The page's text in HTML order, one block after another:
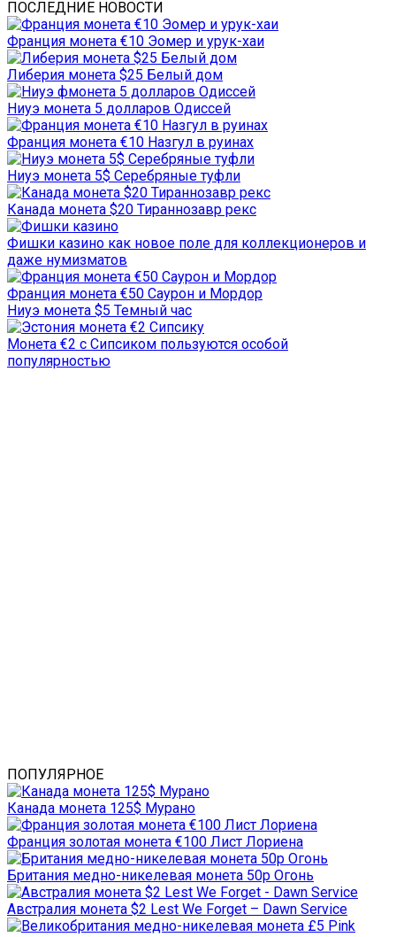
ПОСЛЕДНИЕ НОВОСТИ
Франция монета €10 Эомер и урук-хаи
Либерия монета $25 Белый дом
Ниуэ монета 5 долларов Одиссей
Франция монета €10 Назгул в руинах
Ниуэ монета 5$ Серебряные туфли
Канада монета $20 Тираннозавр рекс
Фишки казино как новое поле для коллекционеров и
даже нумизматов
Франция монета €50 Саурон и Мордор
Ниуэ монета $5 Темный час
Монета €2 с Сипсиком пользуются особой
популярностью
ПОПУЛЯРНОЕ
Канада монета 125$ Мурано
Франция золотая монета €100 Лист Лориена
Британия медно-никелевая монета 50р Огонь
Австралия монета $2 Lest We Forget – Dawn Service